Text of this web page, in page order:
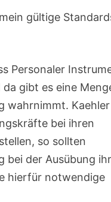
gültige
Personaler
gibt es eine
wahrnimmt. Kaehler
bei ihren
so sollten
bei der Ausübung
hierfür notwendige